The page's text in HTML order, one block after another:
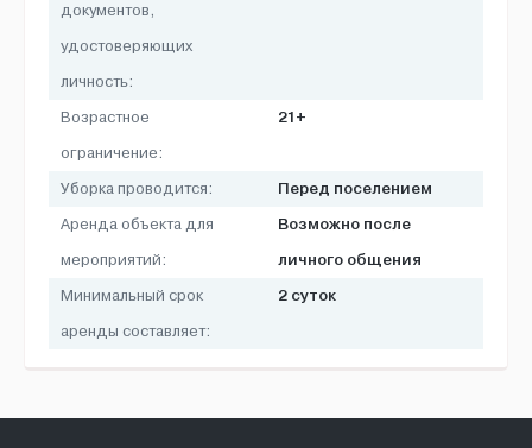
документов,
удостоверяющих
личность:
Возрастное
ограничение:
21+
Уборка проводится: Перед поселением
Аренда объекта для
мероприятий:
Возможно после
личного общения
Минимальный срок
аренды составляет:
2 суток